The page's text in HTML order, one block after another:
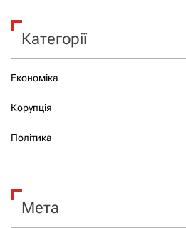
Категорії
Економіка
Корупція
Політика
Мета